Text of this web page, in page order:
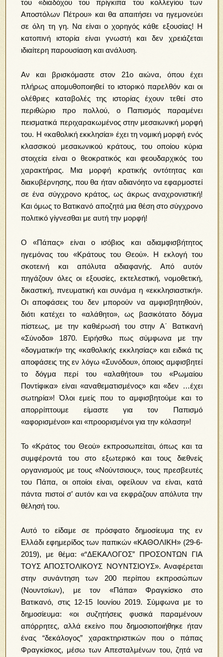
του «διαδόχου του πρίγκιπα του κολλεγίου των
Αποστόλων Πέτρου» και θα απαιτήσει να ηγεμονεύει
σε όλη τη γη. Να είναι ο χορηγός κάθε εξουσίας! Η
κατοπινή ιστορία είναι γνωστή και δεν χρειάζεται
ιδιαίτερη παρουσίαση και ανάλυση.
Αν και βρισκόμαστε στον 21ο αιώνα, όπου έχει
πλήρως απομυθοποιηθεί το ιστορικό παρελθόν και οι
ολέθριες καταβολές της ιστορίας έχουν τεθεί στο
περιθώριο προ πολλού, ο Παπισμός παραμένει
πεισματικά περιχαρακωμένος στην μεσαιωνική μορφή
του. Η «καθολική εκκλησία» έχει τη νομική μορφή ενός
κλασσικού μεσαιωνικού κράτους, του οποίου κύρια
στοιχεία είναι ο θεοκρατικός και φεουδαρχικός του
χαρακτήρας. Μια μορφή κρατικής οντότητας και
διακυβέρνησης, που θα ήταν αδιανόητο να εφαρμοστεί
σε ένα σύγχρονο κράτος,ως άκρως αναχρονιστική!
Και όμως το Βατικανό αποζητά μια θέση στο σύγχρονο
πολιτικό γίγνεσθαι με αυτή την μορφή!
Ο «Πάπας» είναι ο ισόβιος και αδιαμφισβήτητος
ηγεμόνας του «Κράτους του Θεού». Η εκλογή του
σκοτεινή και απόλυτα αδιαφανής. Από αυτόν
πηγάζουν όλες οι εξουσίες, εκτελεστική, νομοθετική,
δικαστική, πνευματική και συνάμα η «εκκλησιαστική».
Οι αποφάσεις του δεν μπορούν να αμφισβητηθούν,
διότι κατέχει το «αλάθητο», ως βασικότατο δόγμα
πίστεως, με την καθιέρωσή του στην Α΄ Βατικανή
«Σύνοδο» 1870. Ειρήσθω πως σύμφωνα με την
«δογματική» της «καθολικής εκκλησίας» και ειδικά τις
αποφάσεις της εν λόγω «Συνόδου», όποιος αμφισβητεί
το δόγμα περί του «αλαθήτου» του «Ρωμαίου
Ποντίφικα» είναι «αναθεματισμένος» και «δεν …έχει
σωτηρία»! Όλοι εμείς που το αμφισβητούμε και το
απορρίπτουμε είμαστε για τον Παπισμό
«αφορισμένοι» και «προορισμένοι για την κόλαση»!
Το «Κράτος του Θεού» εκπροσωπείται, όπως και τα
συμφέροντά του στο εξωτερικό και τους διεθνείς
οργανισμούς με τους «Νούντσιους», τους πρεσβευτές
του Πάπα, οι οποίοι είναι, οφείλουν να είναι, κατά
πάντα πιστοί σ’ αυτόν και να εκφράζουν απόλυτα την
θέλησή του.
Αυτό το είδαμε σε πρόσφατο δημοσίευμα της εν
Ελλάδι εφημερίδος των παπικών «ΚΑΘΟΛΙΚΗ» (29-6-
2019), με θέμα: «“ΔΕΚΑΛΟΓΟΣ” ΠΡΟΣΟΝΤΩΝ ΓΙΑ
ΤΟΥΣ ΑΠΟΣΤΟΛΙΚΟΥΣ ΝΟΥΝΤΣΙΟΥΣ». Αναφέρεται
στην συνάντηση των 200 περίπου εκπροσώπων
(Νουντσίων), με τον «Πάπα» Φραγκίσκο στο
Βατικανό, στις 12-15 Ιουνίου 2019. Σύμφωνα με το
δημοσίευμα: «οι συζητήσεις φυσικά παραμένουν
απόρρητες, αλλά εκείνο που δημοσιοποιήθηκε ήταν
ένας “δεκάλογος” χαρακτηριστικών που ο πάπας
Φραγκίσκος, μέσω των Απεσταλμένων του, ζητά να